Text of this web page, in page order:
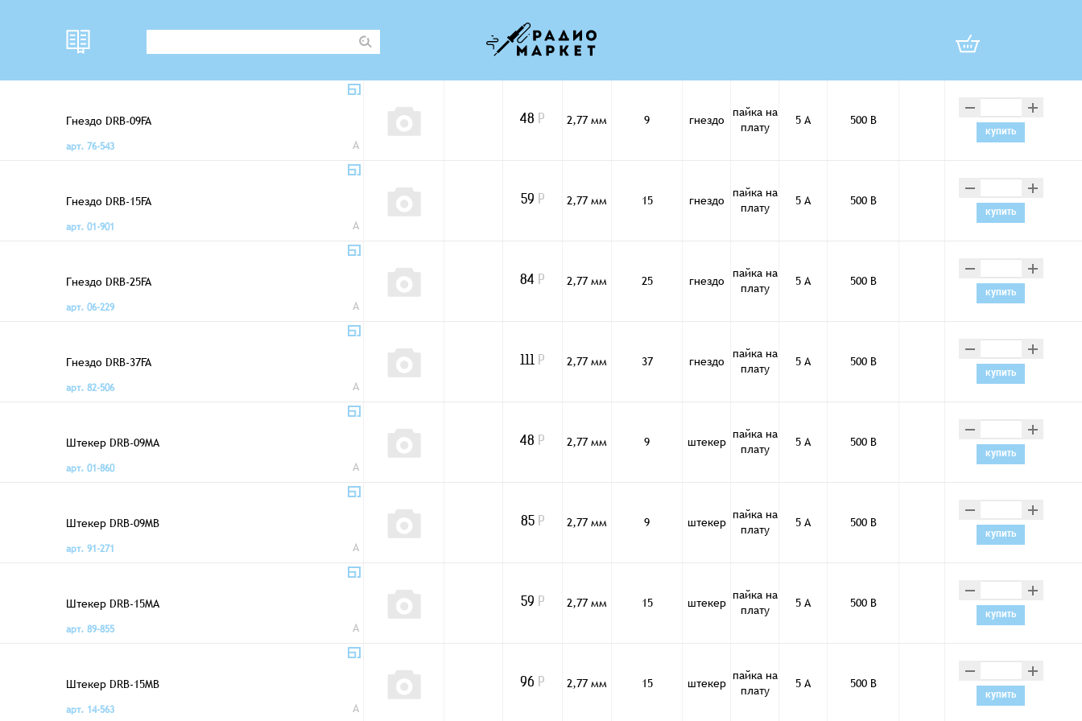
Гнездо DRB-09FA
арт. 76-543
A
48 Р 2,77 мм 9 гнездо
пайка на
плату
5 А 500 В – +
купить
Гнездо DRB-15FA
арт. 01-901
A
59 Р 2,77 мм 15 гнездо
пайка на
плату
5 А 500 В – +
купить
Гнездо DRB-25FA
арт. 06-229
A
84 Р 2,77 мм 25 гнездо
пайка на
плату
5 А 500 В – +
купить
Гнездо DRB-37FA
арт. 82-506
A
111 Р 2,77 мм 37 гнездо
пайка на
плату
5 А 500 В – +
купить
Штекер DRB-09MA
арт. 01-860
A
48 Р 2,77 мм 9 штекер
пайка на
плату
5 А 500 В – +
купить
Штекер DRB-09MB
арт. 91-271
A
85 Р 2,77 мм 9 штекер
пайка на
плату
5 А 500 В – +
купить
Штекер DRB-15MA
арт. 89-855
A
59 Р 2,77 мм 15 штекер
пайка на
плату
5 А 500 В – +
купить
Штекер DRB-15MB
арт. 14-563
A
96 Р 2,77 мм 15 штекер
пайка на
плату
5 А 500 В – +
купить